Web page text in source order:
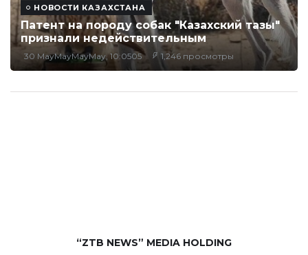
НОВОСТИ КАЗАХСТАНА
Патент на породу собак "Казахский тазы"
признали недействительным
30 MayMayMayMay, 10:0505 1,246 просмотры
“ZTB NEWS” MEDIA HOLDING